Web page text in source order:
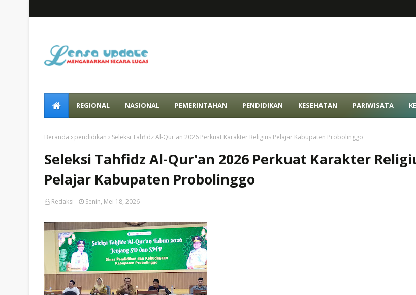
REGIONAL NASIONAL PEMERINTAHAN PENDIDIKAN KESEHATAN PARIWISATA
Beranda pendidikan Seleksi Tahfidz Al-Qur'an 2026 Perkuat Karakter Religius Pelajar Kabupaten Probolinggo
Seleksi Tahfidz Al-Qur'an 2026 Perkuat Karakter
Pelajar Kabupaten Probolinggo
Redaksi Senin, Mei 18, 2026